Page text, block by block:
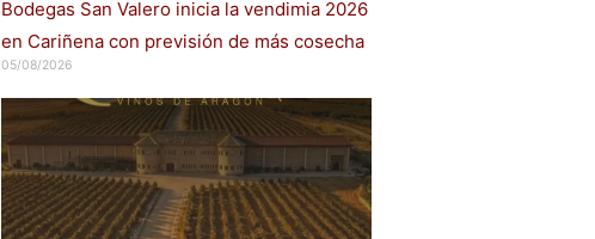
Bodegas San Valero inicia la vendimia 2026
en Cariñena con previsión de más cosecha
05/08/2026